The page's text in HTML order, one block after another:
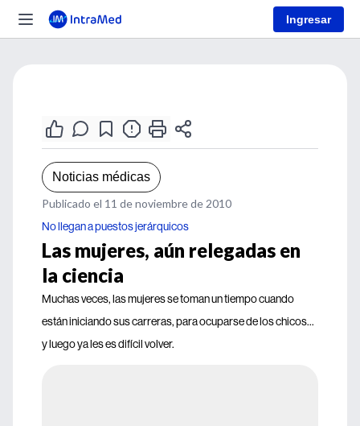
Ingresar
Noticias médicas
Publicado el 11 de noviembre de 2010
No llegan a puestos jerárquicos
Las mujeres, aún relegadas en
la ciencia
Muchas veces, las mujeres se toman un tiempo cuando
están iniciando sus carreras, para ocuparse de los chicos...
y luego ya les es difícil volver.